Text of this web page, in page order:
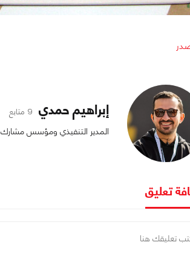
إبراهيم حمدي 9 متابع
المدير التنفيذي ومؤسس مشارك
تعليق